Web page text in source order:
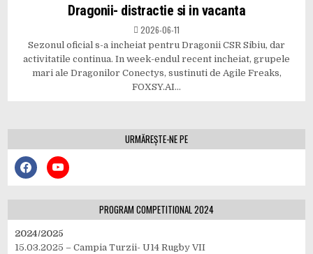
Dragonii- distractie si in vacanta
2026-06-11
Sezonul oficial s-a incheiat pentru Dragonii CSR Sibiu, dar
activitatile continua. In week-endul recent incheiat, grupele
mari ale Dragonilor Conectys, sustinuti de Agile Freaks,
FOXSY.AI…
URMĂREȘTE-NE PE
PROGRAM COMPETITIONAL 2024
2024/2025
15.03.2025 – Campia Turzii- U14 Rugby VII